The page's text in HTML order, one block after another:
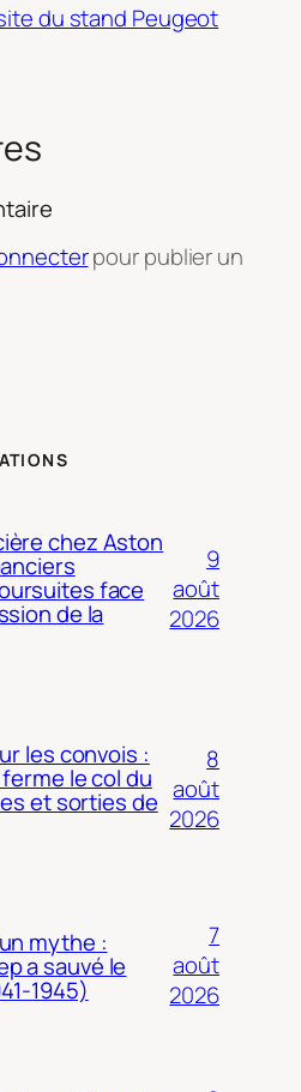
du stand Peugeot
pour publier un
chez Aston
face
de la
9
août
2026
les convois :
le col du
et sorties de
8
août
2026
mythe :
a sauvé le
1945)
7
août
2026